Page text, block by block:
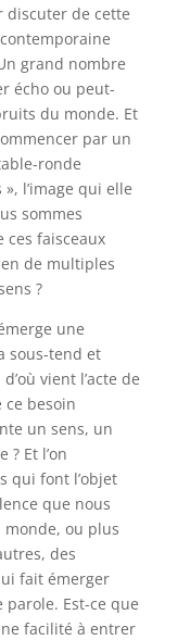
discuter de cette
grand nombre
écho ou peut-
du monde. Et
par un
ronde
l’image qui elle
sommes
faisceaux
de multiples
?
une
sous-tend et
vient l’acte de
ce besoin
un sens, un
Et l’on
qui font l’objet
que nous
ou plus
des
fait émerger
parole. Est-ce que
facilité à entrer